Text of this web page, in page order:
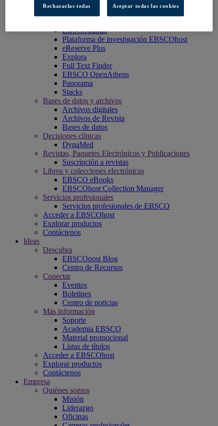
EBSCO Discovery Service
EBSCOadmin
Plataforma de investigación EBSCOhost
eReserve Plus
Explora
Full Text Finder
EBSCO OpenAthens
Panorama
Stacks
Bases de datos y archivos
Archivos digitales
Archivos de Revista
Bases de datos
Decisiones clínicas
DynaMed
Revistas, Paquetes Electrónicos y Publicaciones
Suscripción a revistas
Libros y colecciones electrónicas
EBSCO eBooks
EBSCOhost Collection Manager
Servicios profesionales
Servicios profesionales de EBSCO
Acceder a EBSCOhost
Explorar productos
Contáctenos
Ideas
Descubra
EBSCOpost Blog
Centro de Recursos
Conectar
Eventos
Boletines
Centro de noticias
Más información
Soporte
Academia EBSCO
Material promocional
Listas de títulos
Acceder a EBSCOhost
Explorar productos
Contáctenos
Empresa
Quiénes somos
Misión
Liderazgo
Oficinas
Rechazarlas todas Aceptar todas las cookies